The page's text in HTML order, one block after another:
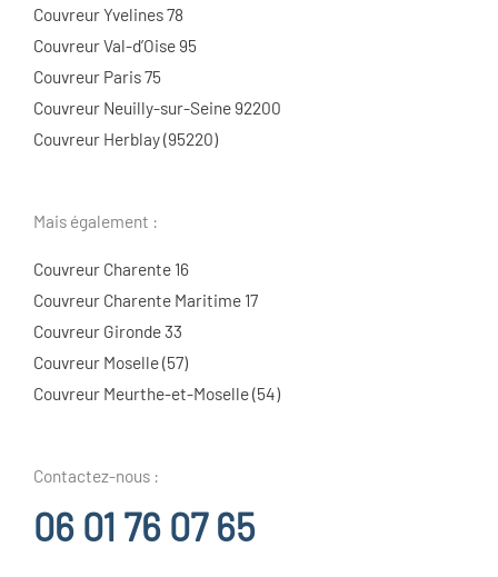
Couvreur Yvelines 78
Couvreur Val-d’Oise 95
Couvreur Paris 75
Couvreur Neuilly-sur-Seine 92200
Couvreur Herblay (95220)
Mais également :
Couvreur Charente 16
Couvreur Charente Maritime 17
Couvreur Gironde 33
Couvreur Moselle (57)
Couvreur Meurthe-et-Moselle (54)
Contactez-nous :
06 01 76 07 65